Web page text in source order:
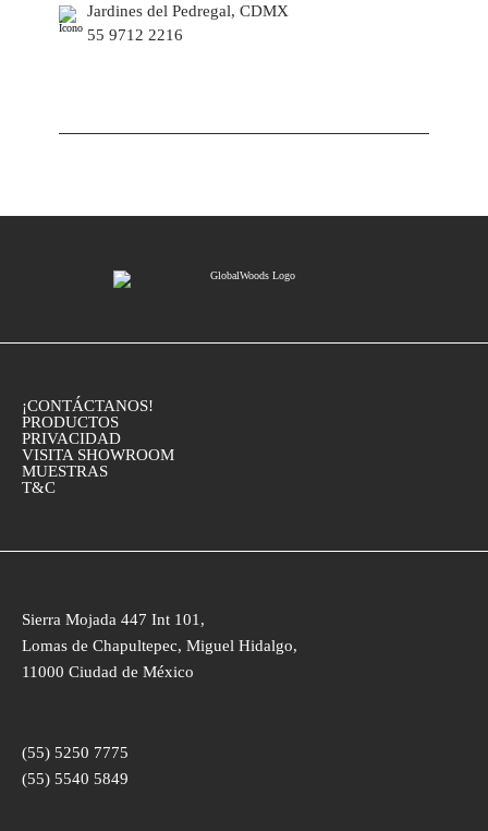
Jardines del Pedregal, CDMX
55 9712 2216
¡CONTÁCTANOS!
PRODUCTOS
PRIVACIDAD
VISITA SHOWROOM
MUESTRAS
T&C
Sierra Mojada 447 Int 101,
Lomas de Chapultepec, Miguel Hidalgo,
11000 Ciudad de México
(55) 5250 7775
(55) 5540 5849